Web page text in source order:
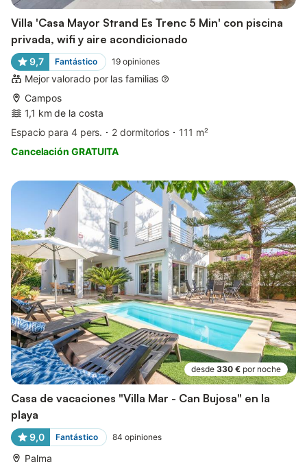
Villa 'Casa Mayor Strand Es Trenc 5 Min' con piscina
privada, wifi y aire acondicionado
9,7 Fantástico 19 opiniones
Mejor valorado por las familias
Campos
1,1 km de la costa
Espacio para 4 pers.
2 dormitorios
111 m²
Cancelación GRATUITA
desde 330 € por noche
Casa de vacaciones "Villa Mar - Can Bujosa" en la
playa
9,0 Fantástico 84 opiniones
Palma